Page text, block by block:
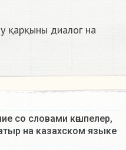
қарқыны диалог на
со словами көшпелер,
на казахском языке